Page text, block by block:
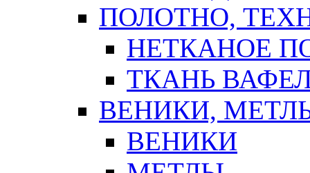
ПОЛОТНО,
НЕТКАНОЕ
ТКАНЬ
ВЕНИКИ,
ВЕНИКИ